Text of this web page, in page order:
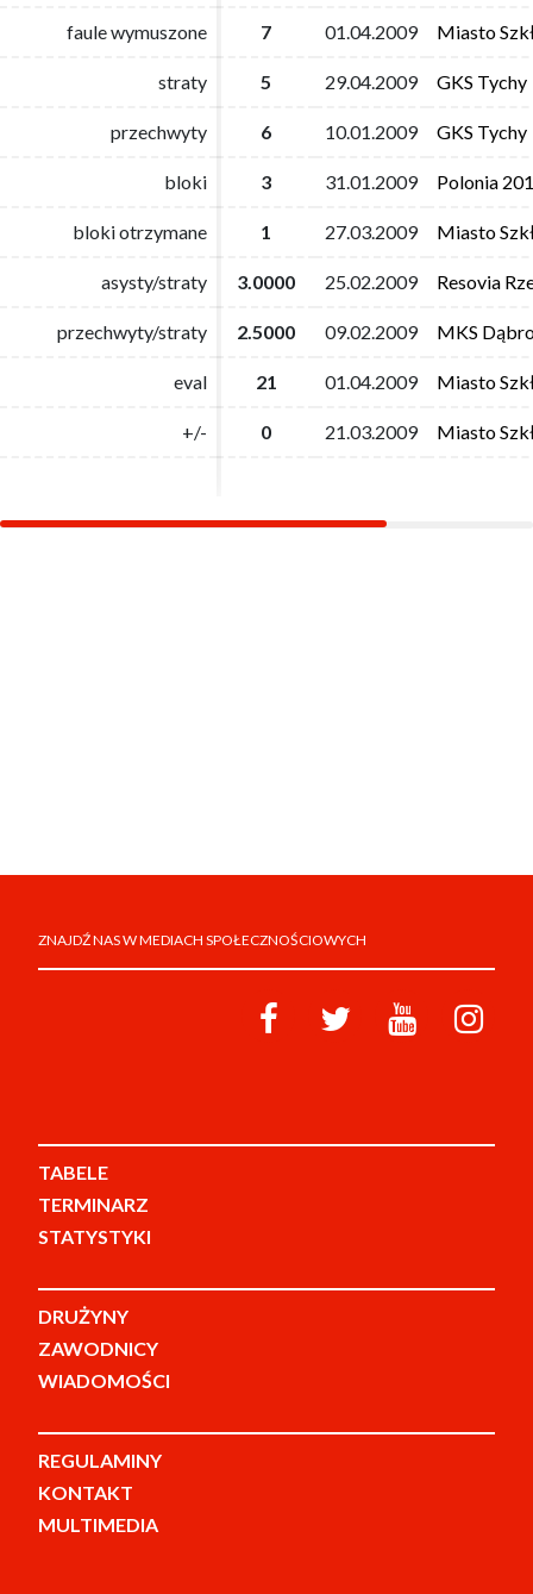
faule wymuszone 7 01.04.2009 Miasto
straty 5 29.04.2009 GKS Tychy
przechwyty 6 10.01.2009 GKS Tychy
bloki 3 31.01.2009 Polonia
bloki otrzymane 1 27.03.2009 Miasto
asysty/straty 3.0000 25.02.2009 Resovia
przechwyty/straty 2.5000 09.02.2009 MKS
eval 21 01.04.2009 Miasto
+/- 0 21.03.2009 Miasto
faule wymuszone 7 01.04.2009 Miasto
straty 5 29.04.2009 GKS Tychy
przechwyty 6 10.01.2009 GKS Tychy
bloki 3 31.01.2009 Polonia
bloki otrzymane 1 27.03.2009 Miasto
asysty/straty 3.0000 25.02.2009 Resovia
przechwyty/straty 2.5000 09.02.2009 MKS
eval 21 01.04.2009 Miasto
+/- 0 21.03.2009 Miasto
ZNAJDŹ NAS W MEDIACH SPOŁECZNOŚCIOWYCH
TABELE
TERMINARZ
STATYSTYKI
DRUŻYNY
ZAWODNICY
WIADOMOŚCI
REGULAMINY
KONTAKT
MULTIMEDIA